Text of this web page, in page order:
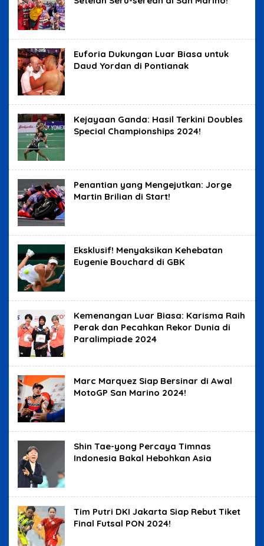
Euforia Dukungan Luar Biasa untuk
Daud Yordan di Pontianak
Kejayaan Ganda: Hasil Terkini Doubles
Special Championships 2024!
Penantian yang Mengejutkan: Jorge
Martin Brilian di Start!
Eksklusif! Menyaksikan Kehebatan
Eugenie Bouchard di GBK
Kemenangan Luar Biasa: Karisma Raih
Perak dan Pecahkan Rekor Dunia di
Paralimpiade 2024
Marc Marquez Siap Bersinar di Awal
MotoGP San Marino 2024!
Shin Tae-yong Percaya Timnas
Indonesia Bakal Hebohkan Asia
Tim Putri DKI Jakarta Siap Rebut Tiket
Final Futsal PON 2024!